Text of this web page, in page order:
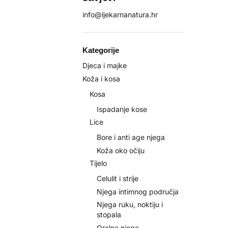
info@ljekarnanatura.hr
Kategorije
Djeca i majke
Koža i kosa
Kosa
Ispadanje kose
Lice
Bore i anti age njega
Koža oko očiju
Tijelo
Celulit i strije
Njega intimnog područja
Njega ruku, noktiju i
stopala